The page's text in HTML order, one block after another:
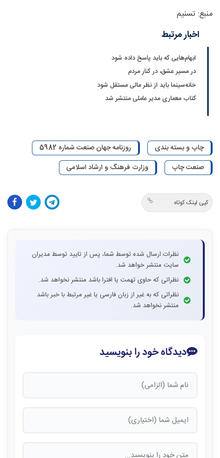
منبع: تسنیم
اخبار مرتبط
ابهام‌هایی که باید پاسخ داده شود
در مسیر عشق، در کنار مردم
خانه‌سینما باید از نظر مالی مستقل شود
کتاب معماری مدیر عاملی منتشر شد
چاپ و بسته بندی
روزنامه جهان صنعت شماره 5982
صنعت چاپ
وزارت فرهنگ و ارشاد اسلامی
کپی لینک کوتاه
نظرات ارسال شده توسط شما، پس از تایید توسط مدیران
سایت منتشر خواهد شد.
نظراتی که حاوی تهمت یا افترا باشد منتشر نخواهد شد.
نظراتی که به غیر از زبان فارسی یا غیر مرتبط با خبر باشد
منتشر نخواهد شد.
دیدگاه خود را بنویسید